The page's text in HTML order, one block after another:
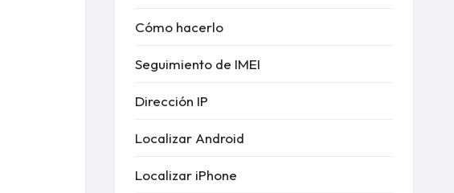
Cómo hacerlo
Seguimiento de IMEI
Dirección IP
Localizar Android
Localizar iPhone